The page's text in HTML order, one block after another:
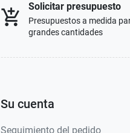
add_shopping_cart
Solicitar presupuesto
Presupuestos a medida
grandes cantidades
Su cuenta
Seguimiento del pedido